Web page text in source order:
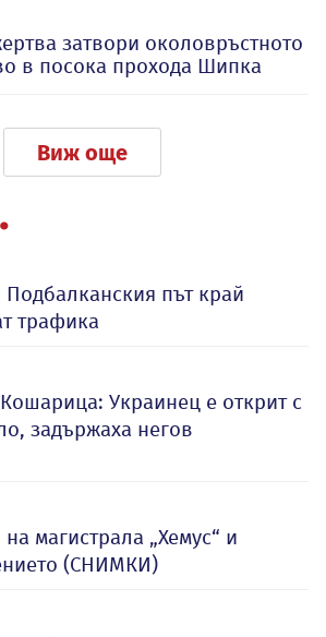
затвори околовръстното
в посока прохода Шипка
Виж още
път край
трафика
Украинец е открит с
задържаха негов
магистрала „Хемус“ и
(СНИМКИ)